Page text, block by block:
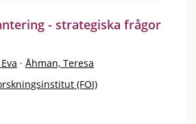
- strategiska frågor
· Åhman, Teresa
(FOI)